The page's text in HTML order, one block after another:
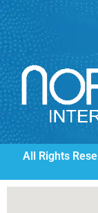
All Rights